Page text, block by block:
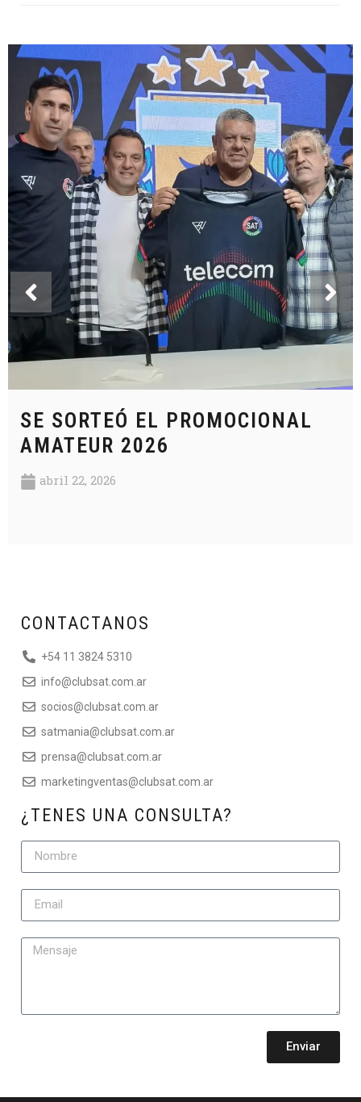
SE SORTEÓ EL PROMOCIONAL
AMATEUR 2026
abril 22, 2026
CONTACTANOS
+54 11 3824 5310
info@clubsat.com.ar
socios@clubsat.com.ar
satmania@clubsat.com.ar
prensa@clubsat.com.ar
marketingventas@clubsat.com.ar
¿TENES UNA CONSULTA?
Enviar